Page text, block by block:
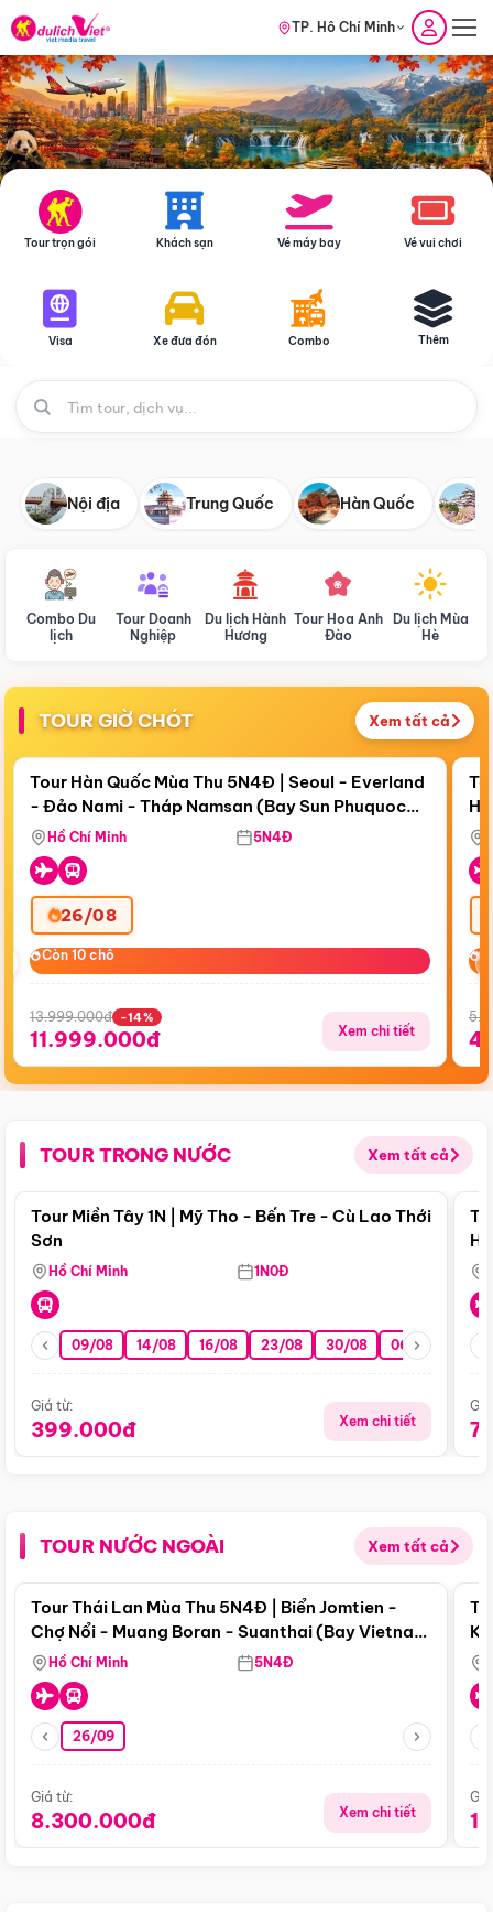
TP. Hồ Chí Minh
Tour trọn gói Khách sạn Vé máy bay Vé vui chơi
Visa Xe đưa đón Combo Thêm
Nội địa Trung Quốc Hàn Quốc
Combo Du
lịch
Tour Doanh
Nghiệp
Du lịch Hành
Hương
Tour Hoa Anh
Đào
Du lịch Mùa
Hè
TOUR GIỜ CHÓT Xem tất cả
Còn18 ngày 16:35:10
Bay Sun Phuquoc Airways
Điểm nổi bật
Tour Hàn Quốc Mùa Thu 5N4Đ | Seoul - Everland
- Đảo Nami - Tháp Namsan (Bay Sun Phuquoc
Airways)
Hồ Chí Minh 5N4Đ
26/08
Còn 10 chỗ
Còn 10 chỗ
13.999.000đ -14%
11.999.000đ Xem chi tiết
TOUR TRONG NƯỚC Xem tất cả
Điểm nổi bật
Tour Miền Tây 1N | Mỹ Tho - Bến Tre - Cù Lao Thới
Sơn
Hồ Chí Minh 1N0Đ
09/08 14/08 16/08 23/08 30/08 06/09 13/09
Giá từ:
399.000đ Xem chi tiết
TOUR NƯỚC NGOÀI Xem tất cả
Điểm nổi bật
Tour Thái Lan Mùa Thu 5N4Đ | Biển Jomtien -
Chợ Nổi - Muang Boran - Suanthai (Bay Vietnam
Airlines)
Hồ Chí Minh 5N4Đ
26/09
Giá từ:
8.300.000đ Xem chi tiết